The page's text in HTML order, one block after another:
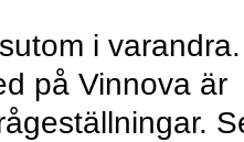
i varandra.
på Vinnova är